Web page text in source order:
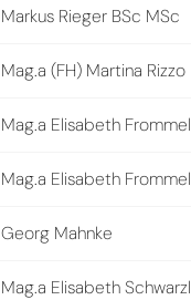
Markus Rieger BSc MSc
Mag.a (FH) Martina Rizzo
Mag.a Elisabeth Frommel
Mag.a Elisabeth Frommel
Georg Mahnke
Mag.a Elisabeth Schwarzl